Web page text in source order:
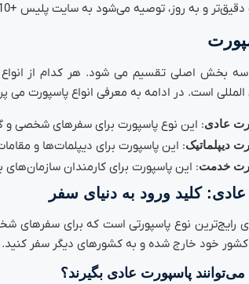
به روز، توصیه می‌شود به سایت پلیس +10 مراجعه کرده یا با اداره گذرنامه تماس بگیرید.
سه بخش اصلی تقسیم می شود. هر کدام از
است. در ادامه به معرفی انواع پاسپورت می
عادی: این نوع پاسپورت برای سفرهای شخصی
دیپلماتیک: این پاسپورت برای دیپلمات‌ها و
خدمت: این پاسپورت برای کارمندان
کلید ورود به دنیای سفر
رایج‌ترین نوع پاسپورتی است که برای سفرهای
کشور خود خارج شده و به کشورهای دیگر سفر کنید.
پاسپورت عادی بگیرند؟